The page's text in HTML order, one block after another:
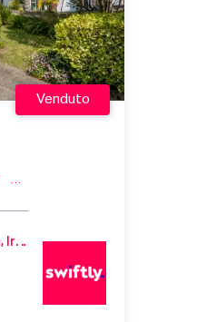
Venduto
89 Bayside Walk, Dublin 13, Dublin, Ireland